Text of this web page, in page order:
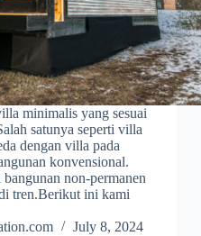
minimalis yang sesuai
satunya seperti villa
dengan villa pada
konvensional.
non-permanen
tren.Berikut ini kami
July 8, 2024